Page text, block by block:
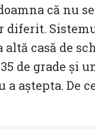
că nu
altă casă de
de grade și
a aștepta. De